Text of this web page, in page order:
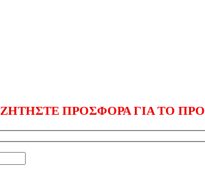
ΖΗΤΗΣΤΕ ΠΡΟΣΦΟΡΑ ΓΙΑ ΤΟ